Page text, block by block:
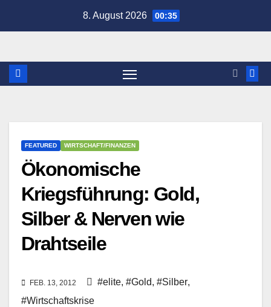
8. August 2026 00:35
FEATURED WIRTSCHAFT/FINANZEN
Ökonomische
Kriegsführung: Gold,
Silber & Nerven wie
Drahtseile
FEB. 13, 2012 #elite, #Gold, #Silber,
#Wirtschaftskrise